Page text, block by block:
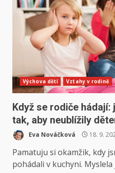
Výchova dětí Vztahy v rodině
Když se rodiče
tak, aby neublížily
Eva Nováčková 18. 9.
Pamatuju si okamžik, kdy
pohádali v kuchyni. Myslela